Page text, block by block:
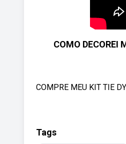
COMO
COMPRE MEU KIT TIE
Tags